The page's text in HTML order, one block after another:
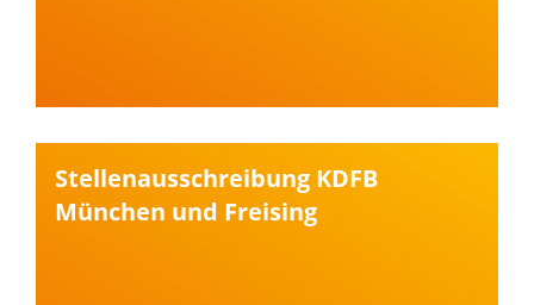
Stellenausschreibung KDFB
München und Freising